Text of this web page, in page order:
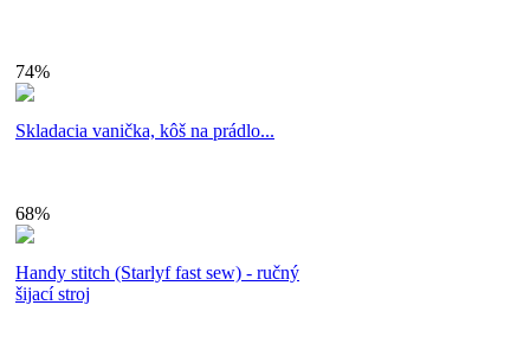
74%
Skladacia vanička, kôš na prádlo...
68%
Handy stitch (Starlyf fast sew) - ručný
šijací stroj